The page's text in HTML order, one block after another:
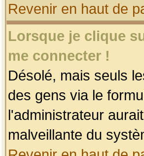
Revenir en haut de
Lorsque je clique
me connecter !
Désolé, mais seuls
des gens via le
l'administrateur
malveillante du